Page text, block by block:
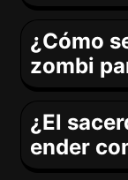
¿Cómo
zombi
¿El
ender